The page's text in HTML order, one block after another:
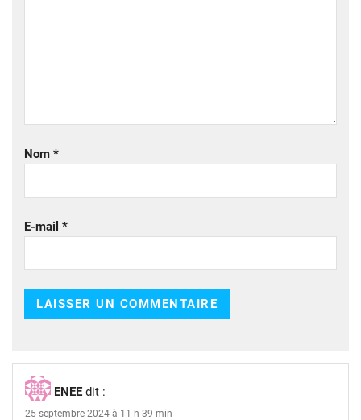
Nom *
E-mail *
ENEE dit :
25 septembre 2024 à 11 h 39 min